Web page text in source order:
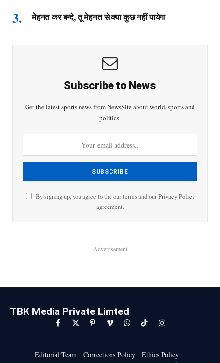
मेहनत कर बन्दे, तू मेहनत से क्या कुछ नहीं पायेगा
Subscribe to News
Get the latest sports news from NewsSite about world, sports and
politics.
By signing up, you agree to the our terms and ourPrivacy Policy
agreement.
Advertisement
TBK Media Private Limted
Facebook
X
(Twitter)
PinterestVimeoWhatsAppTikTokInstagram
Editorial Team Corrections Policy
Ethics Policy